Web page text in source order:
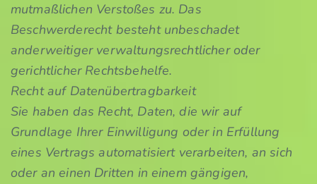
mutmaßlichen Verstoßes zu. Das
Beschwerderecht besteht unbeschadet
anderweitiger verwaltungsrechtlicher oder
gerichtlicher Rechtsbehelfe.
Recht auf Datenübertragbarkeit
Sie haben das Recht, Daten, die wir auf
Grundlage Ihrer Einwilligung oder in Erfüllung
eines Vertrags automatisiert verarbeiten, an sich
oder an einen Dritten in einem gängigen,